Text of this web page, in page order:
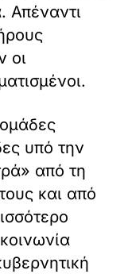
Απέναντι
οι
υπό την
από τη
και από